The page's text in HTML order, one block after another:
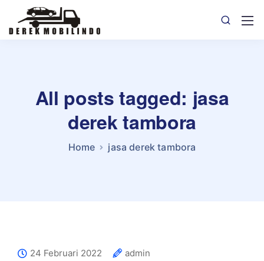
All posts tagged: jasa
derek tambora
Home jasa derek tambora
24 Februari 2022
admin